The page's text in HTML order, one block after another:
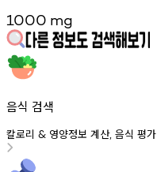
1000 mg
음식 검색
칼로리 & 영양정보 계산, 음식 평가